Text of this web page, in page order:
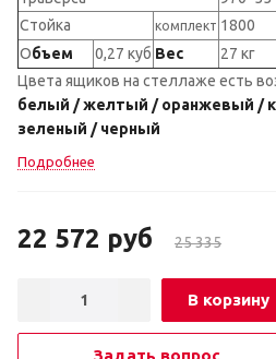
Стойка
комплект 1800
Объем 0,27 куб Вес 27 кг
Цвета ящиков на стеллаже есть
белый / желтый / оранжевый /
зеленый / черный
Подробнее
22 572 руб 25 335
В корзину
Задать вопрос